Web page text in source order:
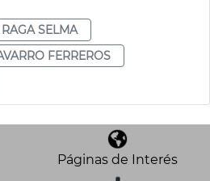
SELMA
FERREROS
Páginas de Interés